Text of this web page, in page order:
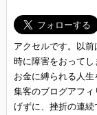
アクセルです。以
時に障害をおってし
お金に縛られる人
集客のブログアフ
げずに、挫折の連続